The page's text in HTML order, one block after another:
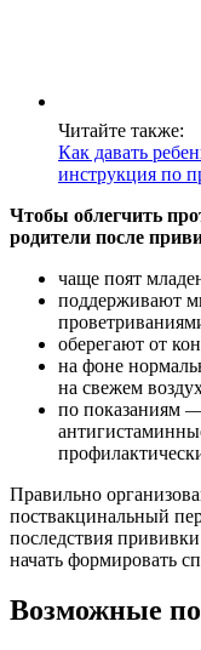
Читайте также:
Как давать
инструкция по
Чтобы облегчить
родители после
чаще поят
поддерживают
оберегают от
на фоне
на свежем
по показаниям
Правильно
поствакцинальный
последствия
начать формировать
Возможные